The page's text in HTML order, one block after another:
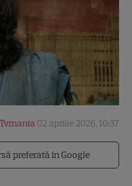
preferată în Google
02 aprilie 2026, 10:37